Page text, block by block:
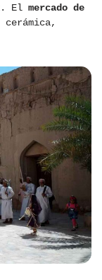
El mercado de